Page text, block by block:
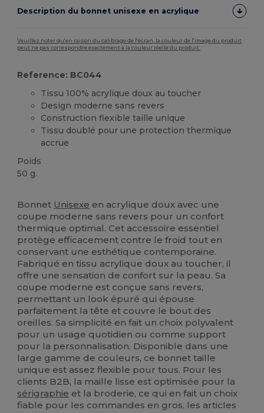
Description du bonnet unisexe en acrylique
Veuillez noter qu'en raison du calibrage de l'écran, la couleur de l'image du produit
peut ne pas correspondre exactement à la couleur réelle du produit.
Reference: BC044
Tissu 100% acrylique doux au toucher
Design moderne sans revers
Construction flexible taille unique
Tissu doublé pour une protection thermique
accrue
Poids
50 g.
Bonnet Unisexe en acrylique doux avec une
coupe moderne sans revers pour un confort
thermique optimal. Cet accessoire essentiel
protège efficacement contre le froid tout en
conservant une esthétique contemporaine.
Fabriqué en tissu acrylique doux au toucher, il
offre une sensation de confort sur la peau. Sa
coupe moderne est conçue sans revers,
permettant un look épuré qui épouse
parfaitement la tête et couvre le bout des
oreilles. Sa simplicité en fait un choix polyvalent
pour un usage quotidien ou comme support
pour la personnalisation. Disponible dans une
large gamme de couleurs, ce bonnet taille
unique est assez flexible pour tous. Pour les
clients B2B, la maille lisse est optimisée pour la
sérigraphie et la broderie, ce qui en fait un choix
fiable pour les commandes en gros, les articles